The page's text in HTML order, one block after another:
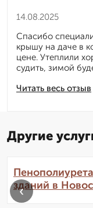
14.08.2025
Читать весь отзыв
Спасибо
крышу на даче в
цене. Утеплили
судить, зимой
Другие
зданий в
‹